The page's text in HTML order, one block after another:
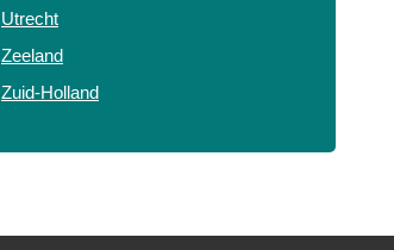
Utrecht
Zeeland
Zuid-Holland